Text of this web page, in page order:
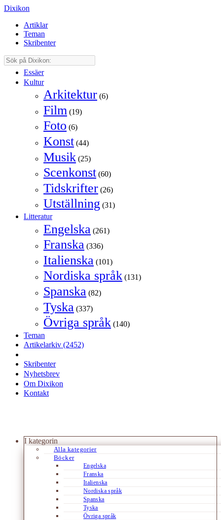
Dixikon
Artiklar
Teman
Skribenter
Essäer
Kultur
Arkitektur (6)
Film (19)
Foto (6)
Konst (44)
Musik (25)
Scenkonst (60)
Tidskrifter (26)
Utställning (31)
Litteratur
Engelska (261)
Franska (336)
Italienska (101)
Nordiska språk (131)
Spanska (82)
Tyska (337)
Övriga språk (140)
Teman
Artikelarkiv (2452)
Skribenter
Nyhetsbrev
Om Dixikon
Kontakt
I kategorin
Alla kategorier
Böcker
Engelska
Franska
Italienska
Nordiska språk
Spanska
Tyska
Övriga språk